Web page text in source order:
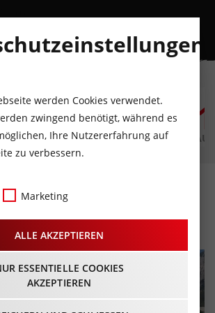
MO
10
AUGUST
DI
11
AUGUST
MI
12
AUGUST
Diving Tour
- Beginn 17:00 Uhr
werden Cookies verwendet.
zwingend benötigt, während es
Ihre Nutzererfahrung auf
zu verbessern.
Marketing
ALLE AKZEPTIEREN
ESSENTIELLE COOKIES
AKZEPTIEREN